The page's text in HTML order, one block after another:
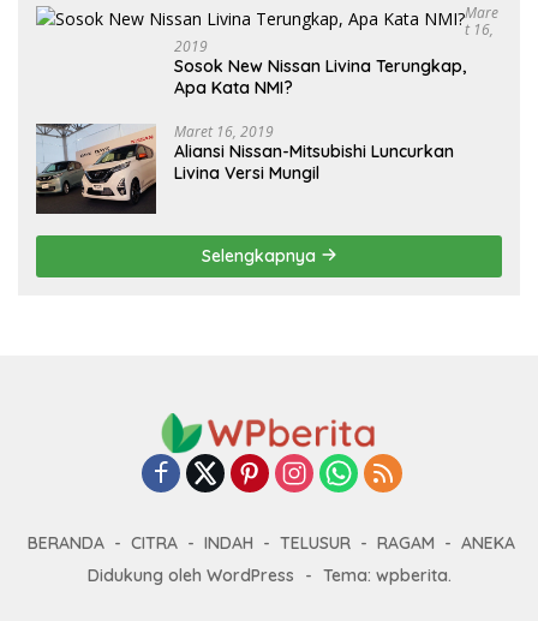
Mare
T 16,
2019
Sosok New Nissan Livina Terungkap,
Apa Kata NMI?
Maret 16, 2019
Aliansi Nissan-Mitsubishi Luncurkan
Livina Versi Mungil
Selengkapnya
BERANDA CITRA INDAH TELUSUR RAGAM
ANEKA
Didukung oleh WordPress
- Tema: wpberita.